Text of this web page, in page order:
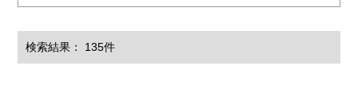
検索結果： 135件